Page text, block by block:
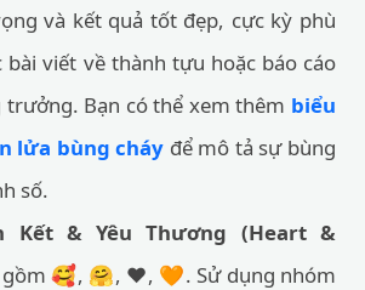
và kết quả tốt đẹp, cực kỳ phù
bài viết về thành tựu hoặc báo cáo
trưởng. Bạn có thể xem thêm biểu
lửa bùng cháy để mô tả sự bùng
số.
Kết & Yêu Thương (Heart &
gồm 🥰, 🤗, ❤️, 🧡. Sử dụng nhóm